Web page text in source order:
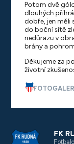
Potom dvě
dlouhých
dobře, jen měli
do boční sítě
nedůrazu v
brány a
Děkujeme za
životní
FK